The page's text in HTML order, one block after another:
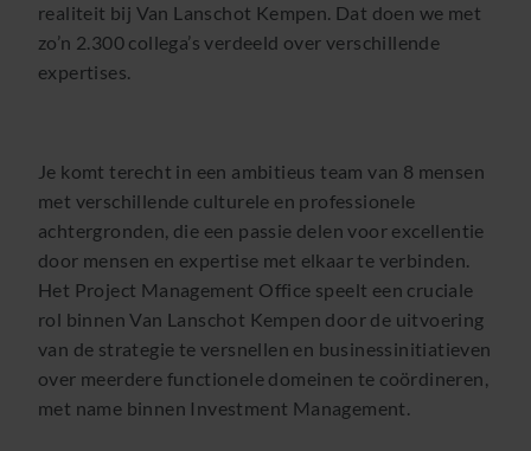
realiteit bij Van Lanschot Kempen. Dat doen we met
zo’n 2.300 collega’s verdeeld over verschillende
expertises.
Je komt terecht in een ambitieus team van 8 mensen
met verschillende culturele en professionele
achtergronden, die een passie delen voor excellentie
door mensen en expertise met elkaar te verbinden.
Het Project Management Office speelt een cruciale
rol binnen Van Lanschot Kempen door de uitvoering
van de strategie te versnellen en businessinitiatieven
over meerdere functionele domeinen te coördineren,
met name binnen Investment Management.